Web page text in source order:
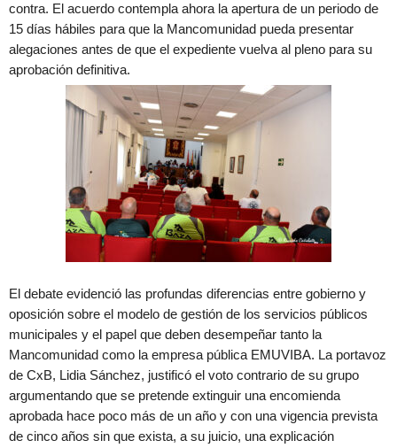
contra. El acuerdo contempla ahora la apertura de un periodo de
15 días hábiles para que la Mancomunidad pueda presentar
alegaciones antes de que el expediente vuelva al pleno para su
aprobación definitiva.
El debate evidenció las profundas diferencias entre gobierno y
oposición sobre el modelo de gestión de los servicios públicos
municipales y el papel que deben desempeñar tanto la
Mancomunidad como la empresa pública EMUVIBA. La portavoz
de CxB, Lidia Sánchez, justificó el voto contrario de su grupo
argumentando que se pretende extinguir una encomienda
aprobada hace poco más de un año y con una vigencia prevista
de cinco años sin que exista, a su juicio, una explicación